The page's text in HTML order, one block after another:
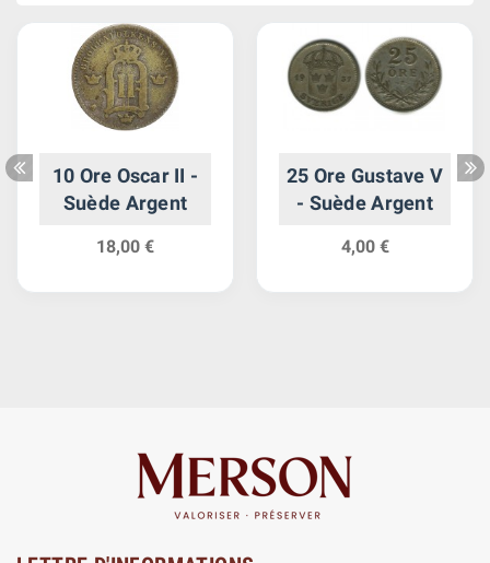
10 Ore Oscar II -
Suède Argent
18,00 €
25 Ore Gustave V
- Suède Argent
4,00 €